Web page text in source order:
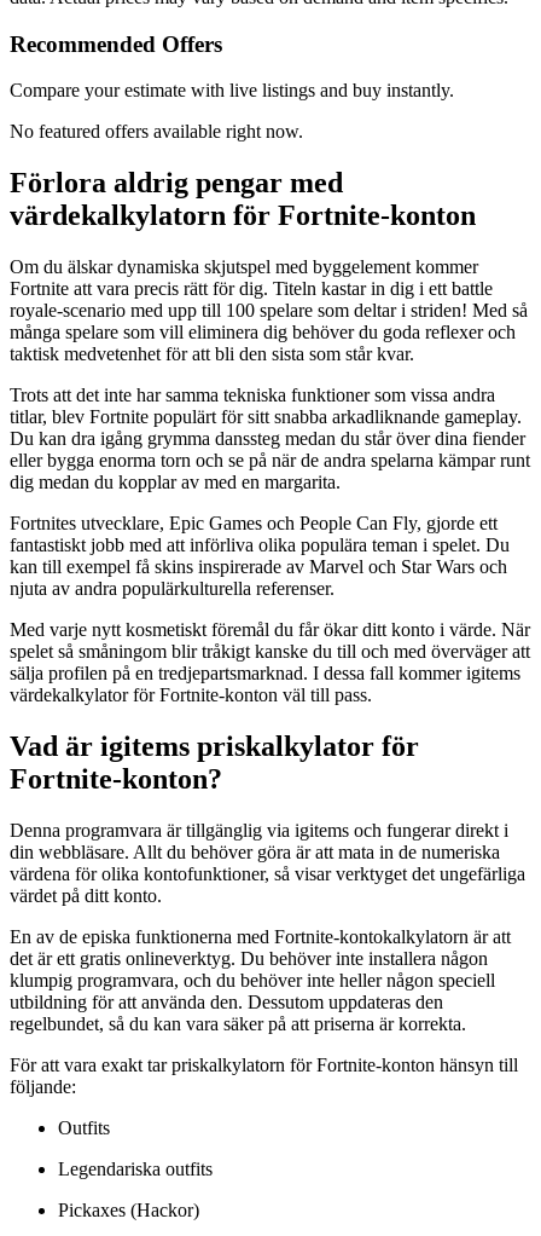
Recommended Offers
Compare your estimate with live listings and buy instantly.
No featured offers available right now.
Förlora aldrig pengar med
värdekalkylatorn för Fortnite-konton
Om du älskar dynamiska skjutspel med byggelement kommer
Fortnite att vara precis rätt för dig. Titeln kastar in dig i ett battle
royale-scenario med upp till 100 spelare som deltar i striden! Med så
många spelare som vill eliminera dig behöver du goda reflexer och
taktisk medvetenhet för att bli den sista som står kvar.
Trots att det inte har samma tekniska funktioner som vissa andra
titlar, blev Fortnite populärt för sitt snabba arkadliknande gameplay.
Du kan dra igång grymma danssteg medan du står över dina fiender
eller bygga enorma torn och se på när de andra spelarna kämpar runt
dig medan du kopplar av med en margarita.
Fortnites utvecklare, Epic Games och People Can Fly, gjorde ett
fantastiskt jobb med att införliva olika populära teman i spelet. Du
kan till exempel få skins inspirerade av Marvel och Star Wars och
njuta av andra populärkulturella referenser.
Med varje nytt kosmetiskt föremål du får ökar ditt konto i värde. När
spelet så småningom blir tråkigt kanske du till och med överväger att
sälja profilen på en tredjepartsmarknad. I dessa fall kommer igitems
värdekalkylator för Fortnite-konton väl till pass.
Vad är igitems priskalkylator för
Fortnite-konton?
Denna programvara är tillgänglig via igitems och fungerar direkt i
din webbläsare. Allt du behöver göra är att mata in de numeriska
värdena för olika kontofunktioner, så visar verktyget det ungefärliga
värdet på ditt konto.
En av de episka funktionerna med Fortnite-kontokalkylatorn är att
det är ett gratis onlineverktyg. Du behöver inte installera någon
klumpig programvara, och du behöver inte heller någon speciell
utbildning för att använda den. Dessutom uppdateras den
regelbundet, så du kan vara säker på att priserna är korrekta.
För att vara exakt tar priskalkylatorn för Fortnite-konton hänsyn till
följande:
Outfits
Legendariska outfits
Pickaxes (Hackor)